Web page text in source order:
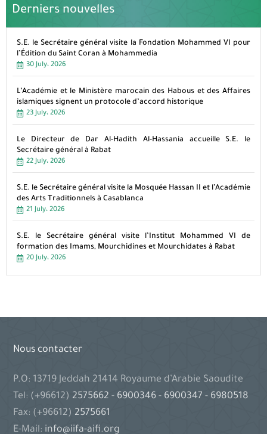
Derniers nouvelles
S.E. le Secrétaire général visite la Fondation Mohammed VI pour
l’Édition du Saint Coran à Mohammedia
30 July، 2026
L’Académie et le Ministère marocain des Habous et des Affaires
islamiques signent un protocole d’accord historique
23 July، 2026
Le Directeur de Dar Al-Hadith Al-Hassania accueille S.E. le
Secrétaire général à Rabat
22 July، 2026
S.E. le Secrétaire général visite la Mosquée Hassan II et l’Académie
des Arts Traditionnels à Casablanca
21 July، 2026
S.E. le Secrétaire général visite l’Institut Mohammed VI de
formation des Imams, Mourchidines et Mourchidates à Rabat
20 July، 2026
Nous contacter
P.O: 13719 Jeddah 21414 Royaume d’Arabie Saoudite
Tel: (+96612) 2575662- 6900346- 6900347- 6980518
Fax: (+96612) 2575661
E-Mail: info@iifa-aifi.org